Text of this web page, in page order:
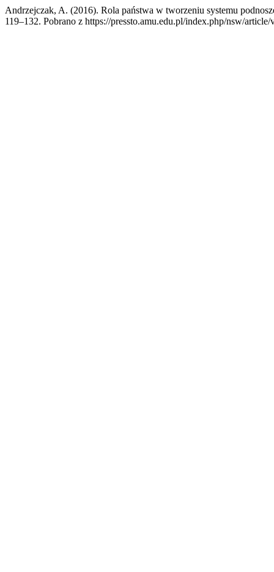
Andrzejczak, A. (2016). Rola państwa w tworzeniu systemu
119–132. Pobrano z https://pressto.amu.edu.pl/index.php/nsw/